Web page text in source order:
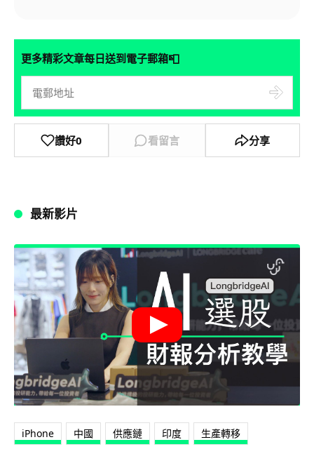
更多精彩文章每日送到電子郵箱📮
讚好0 看留言 分享
最新影片
iPhone 中國 供應鏈 印度 生產轉移